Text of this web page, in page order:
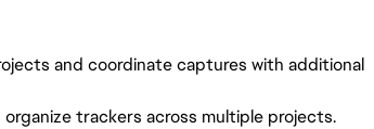
and coordinate captures with additional
trackers across multiple projects.